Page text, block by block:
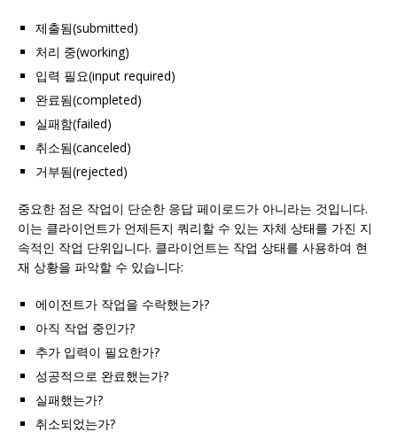
제출됨(submitted)
처리 중(working)
입력 필요(input required)
완료됨(completed)
실패함(failed)
취소됨(canceled)
거부됨(rejected)
중요한 점은 작업이 단순한 응답 페이로드가 아니라는 것입니다.
이는 클라이언트가 언제든지 쿼리할 수 있는 자체 상태를 가진 지
속적인 작업 단위입니다. 클라이언트는 작업 상태를 사용하여 현
재 상황을 파악할 수 있습니다:
에이전트가 작업을 수락했는가?
아직 작업 중인가?
추가 입력이 필요한가?
성공적으로 완료했는가?
실패했는가?
취소되었는가?